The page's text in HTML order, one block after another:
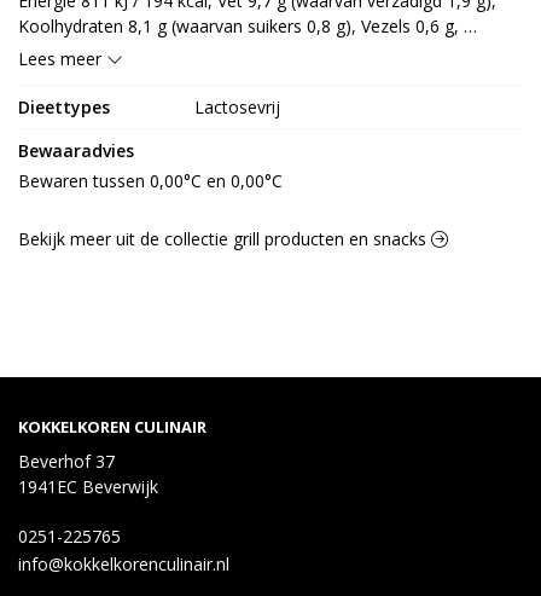
[paprikapoeder, kurkuma, witte peper, gember, komijn,
venkelzaad, MOSTERDzaad, chilipeper, foelie, kruidnagel,
nootmuskaat], aroma (SOJA), palmolie, gist, TARWEzemelen
uipoeder, kruiden [dragon, tijm], tomaatpoeder, specerijextract
[rozemarijn, paprika, peper, koriander, kardemom],
knoflookpoeder, aroma (ui), dextrose, GERSTemoutextract
(GLUTEN), emulgator: E472e], kruidenolie 4% [raapzaadolie,
Koolhydraten 8,1 g (waarvan suikers 0,8 g), Vezels 0,6 g,
Eiwitten 18,7 g, Zout 1,2 g.
Lees meer
Dieettypes
Lactosevrij
Bewaaradvies
Bewaren tussen 0,00°C en 0,00°C
Bekijk meer uit de collectie grill producten en snacks
KOKKELKOREN CULINAIR
Beverhof 37
1941EC Beverwijk
0251-225765
info@kokkelkorenculinair.nl